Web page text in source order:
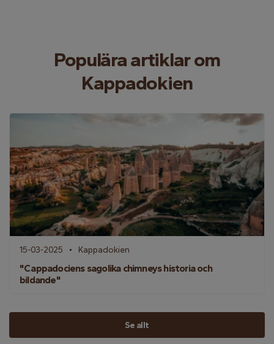
Populära artiklar om
Kappadokien
15-03-2025 Kappadokien
"Cappadociens sagolika chimneys historia och
bildande"
Se allt